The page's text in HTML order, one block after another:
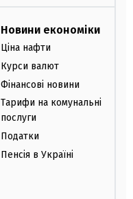
Новини економіки
Ціна нафти
Курси валют
Фінансові новини
Тарифи на комунальні
послуги
Податки
Пенсія в Україні